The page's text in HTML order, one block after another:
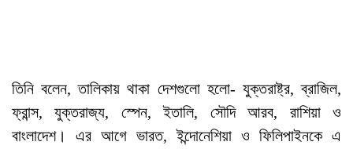
তিনি বলেন, তালিকায় থাকা দেশগুলো হলো- যুক্তরাষ্ট্র, ব্রাজিল,
ফ্রান্স, যুক্তরাজ্য, স্পেন, ইতালি, সৌদি আরব, রাশিয়া ও
বাংলাদেশ। এর আগে ভারত, ইন্দোনেশিয়া ও ফিলিপাইনকে এ